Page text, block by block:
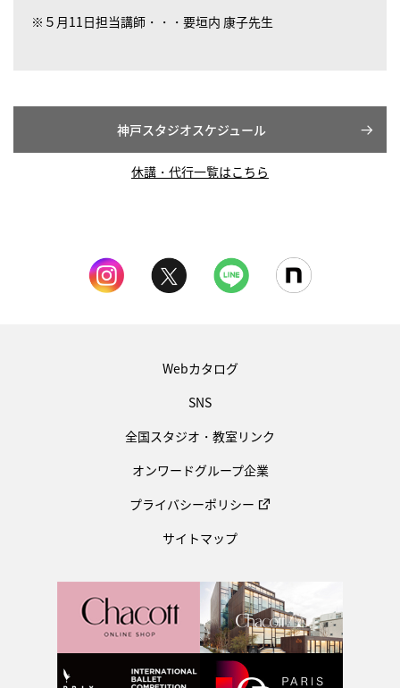
※５月11日担当講師・・・要垣内 康子先生
神戸スタジオスケジュール
休講・代行一覧はこちら
Webカタログ
SNS
全国スタジオ・教室リンク
オンワードグループ企業
プライバシーポリシー
サイトマップ